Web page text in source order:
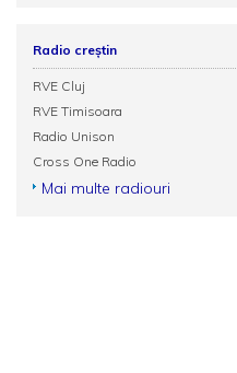
Radio creștin
RVE Cluj
RVE Timisoara
Radio Unison
Cross One Radio
Mai multe radiouri